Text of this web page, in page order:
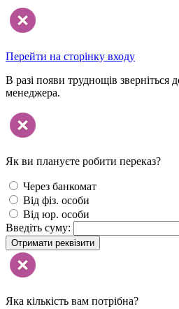
Перейти на сторінку входу
В разі появи труднощів
менеджера.
Як ви плануєте робити переказ?
Через банкомат
Від фіз. особи
Від юр. особи
Введіть суму:
Отримати реквізити
Яка кількість вам потрібна?